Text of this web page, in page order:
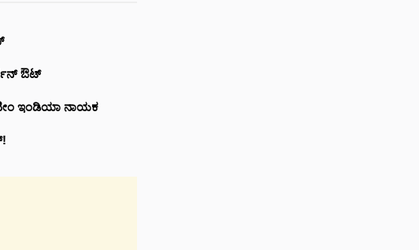
ಔಟ್
ಇಂಡಿಯಾ ನಾಯಕ